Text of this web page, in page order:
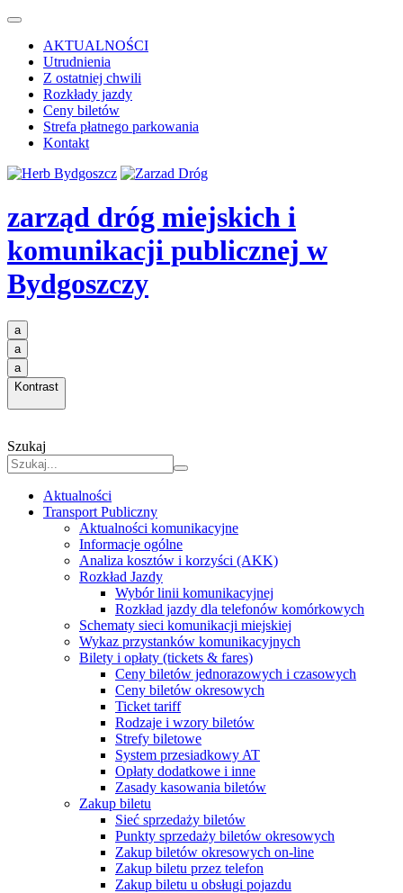
AKTUALNOŚCI
Utrudnienia
Z ostatniej chwili
Rozkłady jazdy
Ceny biletów
Strefa płatnego parkowania
Kontakt
zarząd dróg miejskich i
komunikacji publicznej w
Bydgoszczy
a
a
a
Kontrast
Szukaj
Aktualności
Transport Publiczny
Aktualności komunikacyjne
Informacje ogólne
Analiza kosztów i korzyści (AKK)
Rozkład Jazdy
Wybór linii komunikacyjnej
Rozkład jazdy dla telefonów komórkowych
Schematy sieci komunikacji miejskiej
Wykaz przystanków komunikacyjnych
Bilety i opłaty (tickets & fares)
Ceny biletów jednorazowych i czasowych
Ceny biletów okresowych
Ticket tariff
Rodzaje i wzory biletów
Strefy biletowe
System przesiadkowy AT
Opłaty dodatkowe i inne
Zasady kasowania biletów
Zakup biletu
Sieć sprzedaży biletów
Punkty sprzedaży biletów okresowych
Zakup biletów okresowych on-line
Zakup biletu przez telefon
Zakup biletu u obsługi pojazdu